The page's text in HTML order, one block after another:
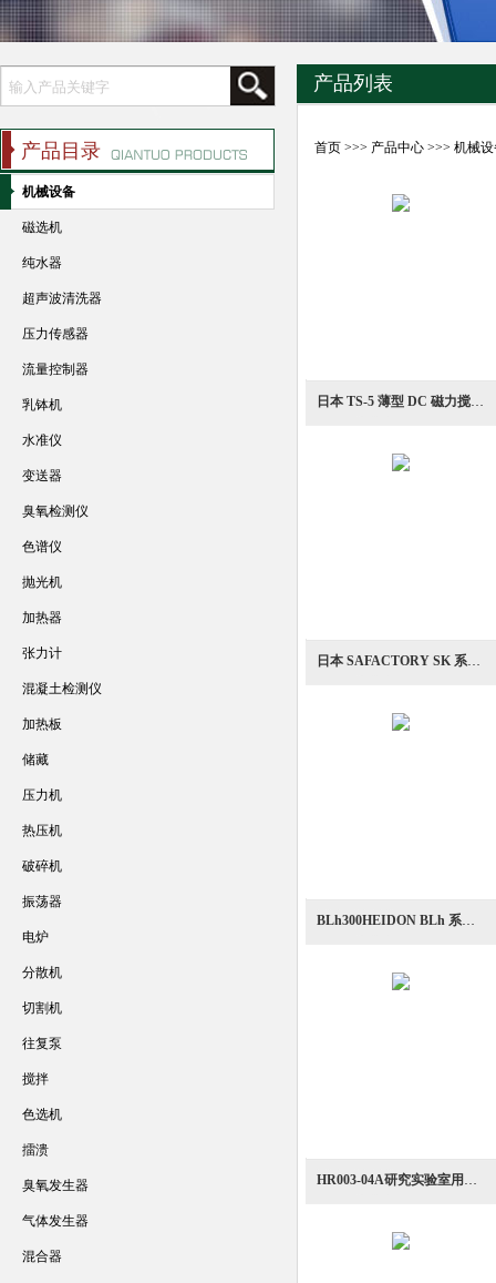
产品列表
首页 >>> 产品中心 >>>机械
日本 TS-5 薄型 DC 磁力搅拌器
日本 SAFACTORY SK 系列搅拌机
BLh300HEIDON BLh 系列高功率搅拌机
HR003-04A研究实验室用小规模搅拌脱泡混合机设备
产品目录
机械设备
磁选机
纯水器
超声波清洗器
压力传感器
流量控制器
乳钵机
水准仪
变送器
臭氧检测仪
色谱仪
抛光机
加热器
张力计
混凝土检测仪
加热板
储藏
压力机
热压机
破碎机
振荡器
电炉
分散机
切割机
往复泵
搅拌
色选机
擂溃
臭氧发生器
气体发生器
混合器